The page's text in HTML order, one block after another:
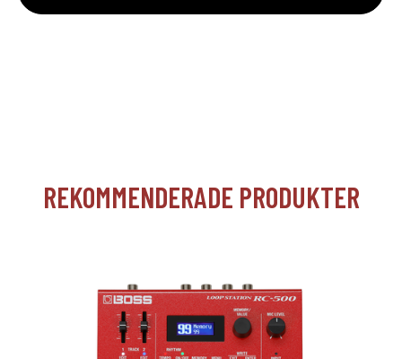
REKOMMENDERADE PRODUKTER